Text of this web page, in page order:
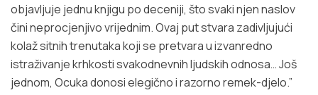
objavljuje jednu knjigu po deceniji, što svaki njen naslov
čini neprocjenjivo vrijednim. Ovaj put stvara zadivljujući
kolaž sitnih trenutaka koji se pretvara u izvanredno
istraživanje krhkosti svakodnevnih ljudskih odnosa… Još
jednom, Ocuka donosi elegično i razorno remek-djelo.”